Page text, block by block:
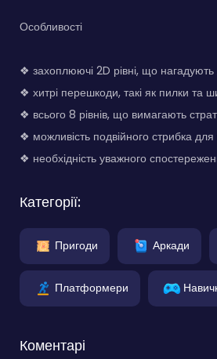
Особливості
❖ захоплюючі 2D рівні, що нагадують
❖ хитрі перешкоди, такі як пилки та
❖ всього 8 рівнів, що вимагають
❖ можливість подвійного стрибка
❖ необхідність уважного
Категорії:
Пригоди Аркади
Платформери
Коментарі